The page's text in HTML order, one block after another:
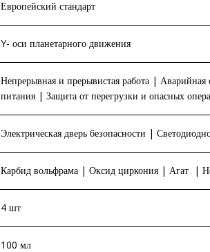
Европейский стандарт
Y- оси планетарного движения
Непрерывная и прерывистая работа |
питания | Защита от перегрузки и опасных
Электрическая дверь безопасности |
Карбид вольфрама | Оксид циркония | Агат |
4 шт
100 мл